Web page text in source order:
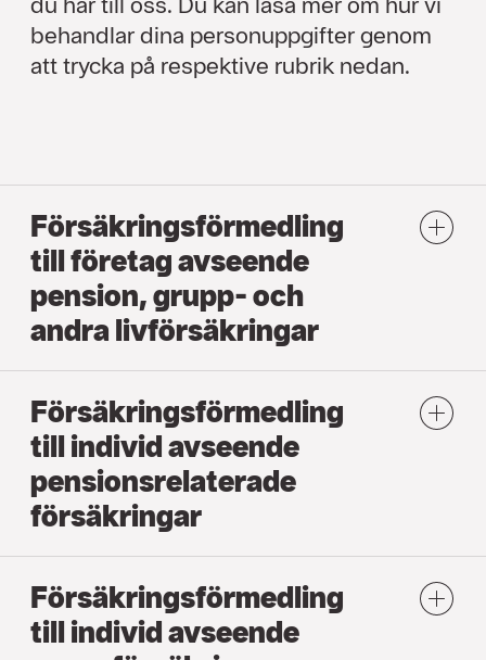
behandlar dina personuppgifter genom
att trycka på respektive rubrik nedan.
Försäkringsförmedling
till företag avseende
pension, grupp- och
andra livförsäkringar
Försäkringsförmedling
till individ avseende
pensionsrelaterade
försäkringar
Försäkringsförmedling
till individ avseende